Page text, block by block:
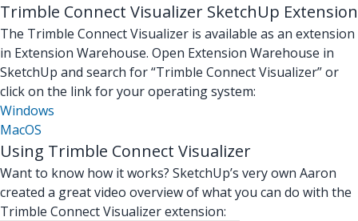
Trimble Connect Visualizer SketchUp Extension
The Trimble Connect Visualizer is available as an extension
in Extension Warehouse. Open Extension Warehouse in
SketchUp and search for “Trimble Connect Visualizer” or
click on the link for your operating system:
Windows
MacOS
Using Trimble Connect Visualizer
Want to know how it works? SketchUp’s very own Aaron
created a great video overview of what you can do with the
Trimble Connect Visualizer extension: